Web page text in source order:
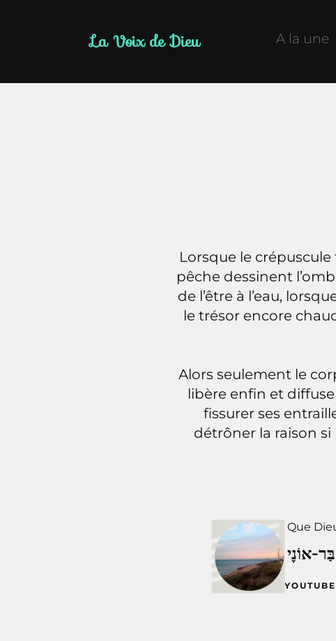
La Voix de Dieu A la une
Lorsque le
pêche dessinent
de l’être à l’eau,
le trésor encore
Alors seulement le
libère enfin et diffuse
fissurer ses
détrôner la raison
Que
בַּר-
YOUTUBE